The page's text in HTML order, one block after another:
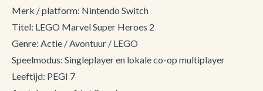
Merk / platform: Nintendo Switch
Titel: LEGO Marvel Super Heroes 2
Genre: Actie / Avontuur / LEGO
Speelmodus: Singleplayer en lokale co-op multiplayer
Leeftijd: PEGI 7